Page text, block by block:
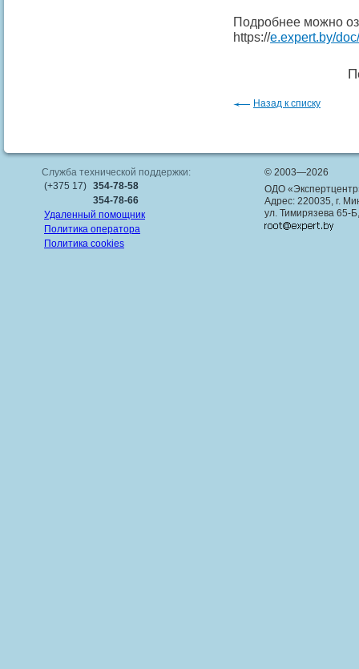
Подробнее можно
https://e.expert.by/
Назад к списку
Служба технической поддержки:
(+375 17) 354-78-58
354-78-66
Удаленный помощник
Политика оператора
Политика cookies
© 2003—2026
ОДО
Адрес: 220035, г.
ул. Тимирязева 65-